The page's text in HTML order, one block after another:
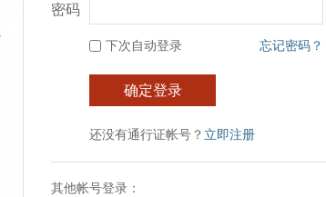
密码
下次自动登录 忘记密码？
确定登录
还没有通行证帐号？ 立即注册
其他帐号登录：